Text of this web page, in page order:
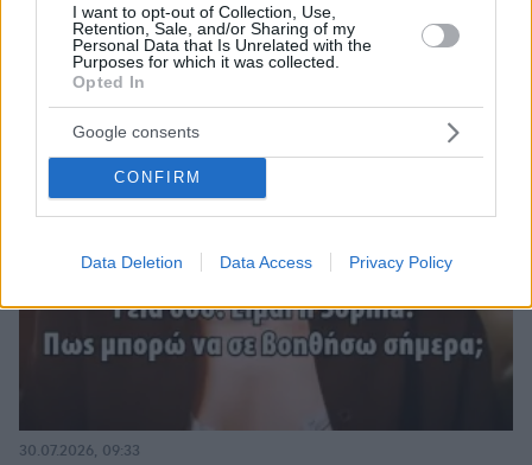
I want to opt-out of Collection, Use,
Retention, Sale, and/or Sharing of my
Personal Data that Is Unrelated with the
Purposes for which it was collected.
Opted In
Google consents
CONFIRM
Data Deletion Data Access Privacy Policy
30.07.2026, 09:33